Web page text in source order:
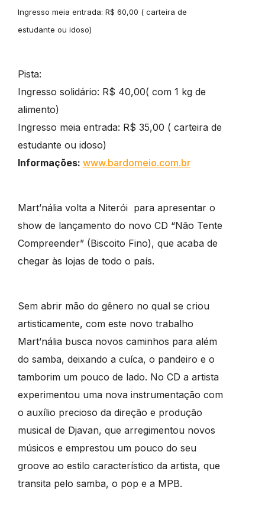
Ingresso meia entrada: R$ 60,00 ( carteira de
estudante ou idoso)
Pista:
Ingresso solidário: R$ 40,00( com 1 kg de
alimento)
Ingresso meia entrada: R$ 35,00 ( carteira de
estudante ou idoso)
Informações: www.bardomeio.com.br
Mart’nália volta a Niterói para apresentar o
show de lançamento do novo CD “Não Tente
Compreender” (Biscoito Fino), que acaba de
chegar às lojas de todo o país.
Sem abrir mão do gênero no qual se criou
artisticamente, com este novo trabalho
Mart’nália busca novos caminhos para além
do samba, deixando a cuíca, o pandeiro e o
tamborim um pouco de lado. No CD a artista
experimentou uma nova instrumentação com
o auxílio precioso da direção e produção
musical de Djavan, que arregimentou novos
músicos e emprestou um pouco do seu
groove ao estilo característico da artista, que
transita pelo samba, o pop e a MPB.